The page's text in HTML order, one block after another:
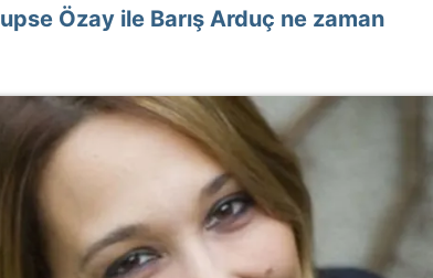
Özay ile Barış Arduç ne zaman